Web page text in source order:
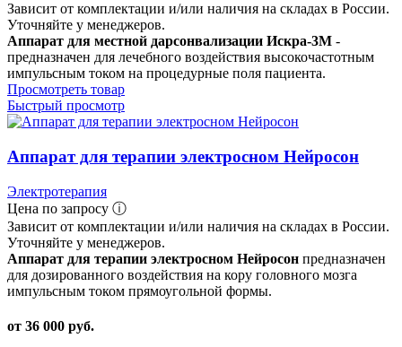
Зависит от комплектации и/или наличия на складах в России.
Уточняйте у менеджеров.
Аппарат для местной дарсонвализации Искра-3М -
предназначен для лечебного воздействия высокочастотным
импульсным током на процедурные поля пациента.
Просмотреть товар
Быстрый просмотр
Аппарат для терапии электросном Нейросон
Электротерапия
Цена по запросу ⓘ
Зависит от комплектации и/или наличия на складах в России.
Уточняйте у менеджеров.
Аппарат для терапии электросном Нейросон предназначен
для дозированного воздействия на кору головного мозга
импульсным током прямоугольной формы.
от 36 000 руб.